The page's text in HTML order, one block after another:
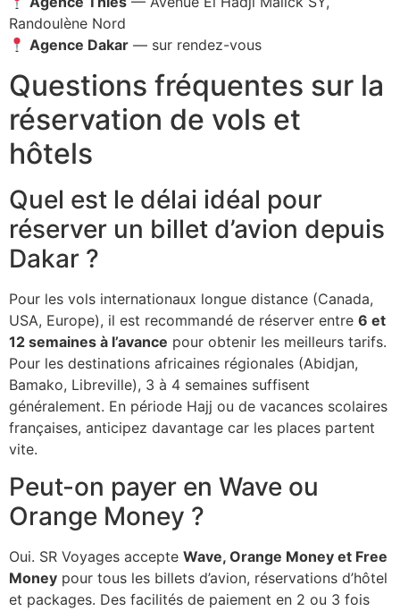
Randoulène Nord
Agence Dakar — sur rendez-vous
Questions fréquentes sur la
réservation de vols et
hôtels
Quel est le délai idéal pour
réserver un billet d’avion depuis
Dakar ?
Pour les vols internationaux longue distance (Canada,
USA, Europe), il est recommandé de réserver entre 6 et
12 semaines à l’avance pour obtenir les meilleurs tarifs.
Pour les destinations africaines régionales (Abidjan,
Bamako, Libreville), 3 à 4 semaines suffisent
généralement. En période Hajj ou de vacances scolaires
françaises, anticipez davantage car les places partent
vite.
Peut-on payer en Wave ou
Orange Money ?
Oui. SR Voyages accepte Wave, Orange Money et Free
Money pour tous les billets d’avion, réservations d’hôtel
et packages. Des facilités de paiement en 2 ou 3 fois